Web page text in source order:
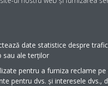
date statistice despre
sau ale terților
pentru a furniza reclame pe
pentru dvs. și interesele dvs.,